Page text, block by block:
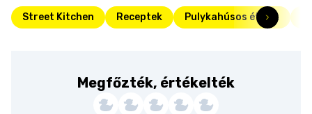
Street Kitchen Receptek Pulykahúsos ételek
Megfőzték, értékelték